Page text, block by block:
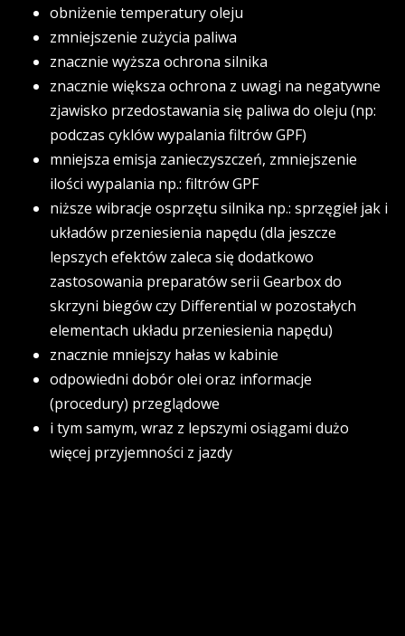
obniżenie temperatury oleju
zmniejszenie zużycia paliwa
znacznie wyższa ochrona silnika
znacznie większa ochrona z uwagi na negatywne
zjawisko przedostawania się paliwa do oleju (np:
podczas cyklów wypalania filtrów GPF)
mniejsza emisja zanieczyszczeń, zmniejszenie
ilości wypalania np.: filtrów GPF
niższe wibracje osprzętu silnika np.: sprzęgieł jak i
układów przeniesienia napędu (dla jeszcze
lepszych efektów zaleca się dodatkowo
zastosowania preparatów serii Gearbox do
skrzyni biegów czy Differential w pozostałych
elementach układu przeniesienia napędu)
znacznie mniejszy hałas w kabinie
odpowiedni dobór olei oraz informacje
(procedury) przeglądowe
i tym samym, wraz z lepszymi osiągami dużo
więcej przyjemności z jazdy